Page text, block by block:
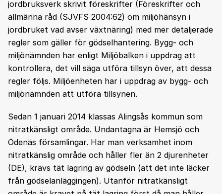
jordbruksverk skrivit föreskrifter (Föreskrifter och
allmänna råd (SJVFS 2004:62) om miljöhänsyn i
jordbruket vad avser växtnäring) med mer detaljerade
regler som gäller för gödselhantering. Bygg- och
miljönämnden har enligt Miljöbalken i uppdrag att
kontrollera, det vill säga utföra tillsyn över, att dessa
regler följs. Miljöenheten har i uppdrag av bygg- och
miljönämnden att utföra tillsynen.
Sedan 1 januari 2014 klassas Alingsås kommun som
nitratkänsligt område. Undantagna är Hemsjö och
Ödenäs församlingar. Har man verksamhet inom
nitratkänslig område och håller fler än 2 djurenheter
(DE), krävs tät lagring av gödseln (att det inte läcker
från gödselanläggingen). Utanför nitratkänsligt